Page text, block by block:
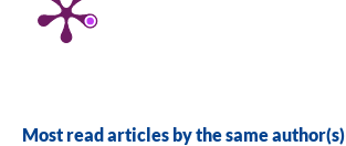
Most read articles by the same author(s)